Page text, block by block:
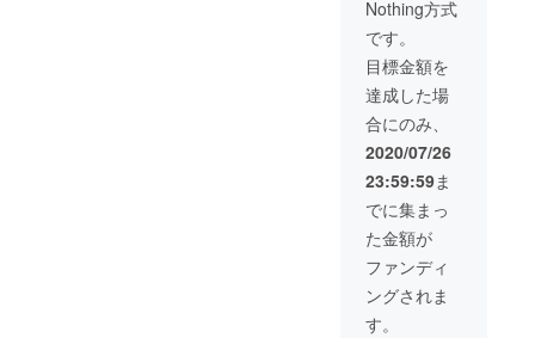
合は備
入くだ
さい。
オーガ
キノコ
・蛇穴
の水の
お酒
「福和
良泉」
で３０
０００
円分の
チョイ
スして
配送さ
せてい
登録さ
鮎で
す。 東
京銀座･
赤坂･六
本木の
料亭や
ホテル
でも使
われて
います
Mサイ
ズ 5匹
入りの
Nothing方式
です。
目標金額を
達成した場
合にのみ、
2020/07/26
23:59:59ま
でに集まっ
た金額が
ファンディ
ングされま
す。